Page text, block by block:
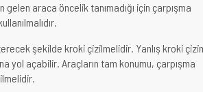
araca öncelik tanımadığı için çarpışma
şekilde kroki çizilmelidir. Yanlış kroki
yol açabilir. Araçların tam konumu, çarpışma